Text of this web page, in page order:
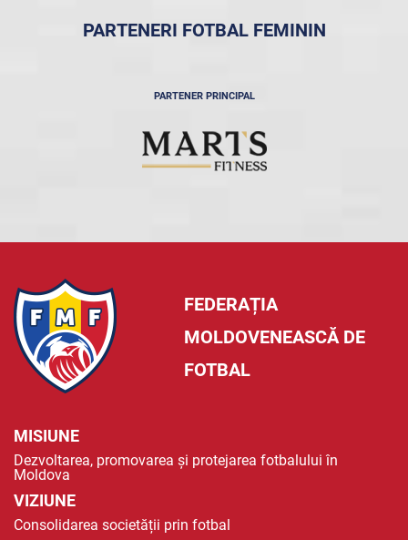
PARTENERI FOTBAL FEMININ
PARTENER PRINCIPAL
FEDERAȚIA
MOLDOVENEASCĂ DE
FOTBAL
MISIUNE
Dezvoltarea, promovarea și protejarea fotbalului în
Moldova
VIZIUNE
Consolidarea societății prin fotbal